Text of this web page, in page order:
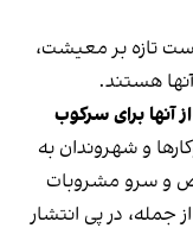
تازه بر معیشت،
هستند.
آنها برای سرکوب
و شهروندان به
و سرو مشروبات
جمله، در پی انتشار